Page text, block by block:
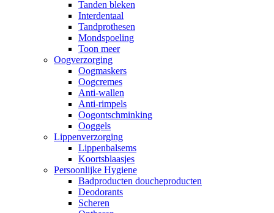
Tanden bleken
Interdentaal
Tandprothesen
Mondspoeling
Toon meer
Oogverzorging
Oogmaskers
Oogcremes
Anti-wallen
Anti-rimpels
Oogontschminking
Ooggels
Lippenverzorging
Lippenbalsems
Koortsblaasjes
Persoonlijke Hygiene
Badproducten doucheproducten
Deodorants
Scheren